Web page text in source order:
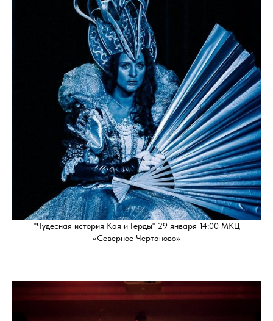
"Чудесная история Кая и Герды" 29 января 14:00 МКЦ
«Северное Чертаново»